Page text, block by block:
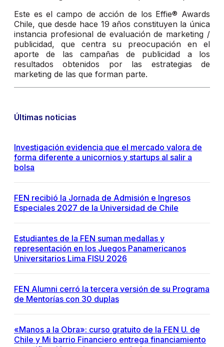
Este es el campo de acción de los Effie® Awards
Chile, que desde hace 19 años constituyen la única
instancia profesional de evaluación de marketing /
publicidad, que centra su preocupación en el
aporte de las campañas de publicidad a los
resultados obtenidos por las estrategias de
marketing de las que forman parte.
Últimas noticias
Investigación evidencia que el mercado valora de
forma diferente a unicornios y startups al salir a
bolsa
FEN recibió la Jornada de Admisión e Ingresos
Especiales 2027 de la Universidad de Chile
Estudiantes de la FEN suman medallas y
representación en los Juegos Panamericanos
Universitarios Lima FISU 2026
FEN Alumni cerró la tercera versión de su Programa
de Mentorías con 30 duplas
«Manos a la Obra»: curso gratuito de la FEN U. de
Chile y Mi barrio Financiero entrega financiamiento